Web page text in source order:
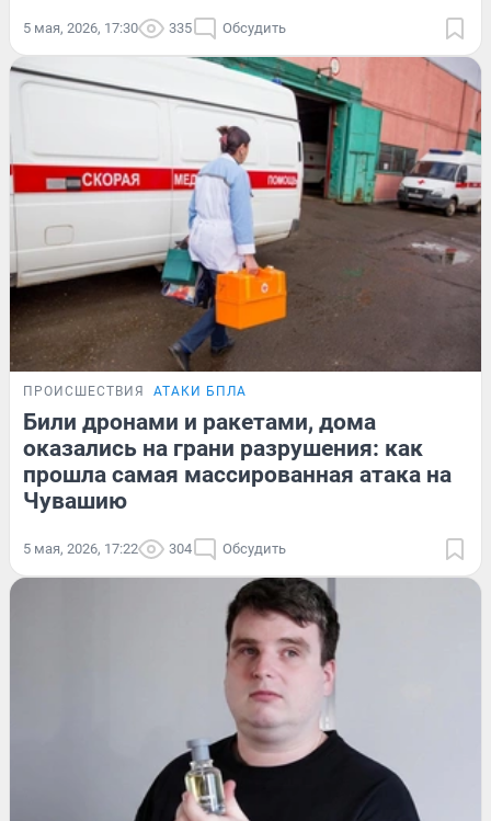
5 мая, 2026, 17:30 335 Обсудить
ПРОИСШЕСТВИЯ АТАКИ БПЛА
Били дронами и ракетами, дома
оказались на грани разрушения: как
прошла самая массированная атака на
Чувашию
5 мая, 2026, 17:22 304 Обсудить